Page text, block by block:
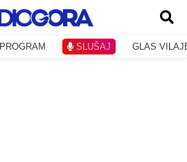
PROGRAM SLUŠAJ GLAS